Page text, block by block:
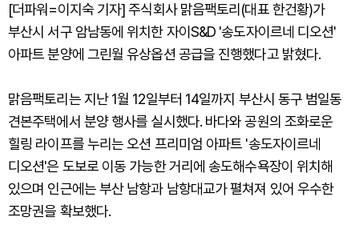
[더파워=이지숙 기자] 주식회사 맑음팩토리(대표 한건황)가
부산시 서구 암남동에 위치한 자이S&D '송도자이르네 디오션'
아파트 분양에 그린월 유상옵션 공급을 진행했다고 밝혔다.
맑음팩토리는 지난 1월 12일부터 14일까지 부산시 동구 범일동
견본주택에서 분양 행사를 실시했다. 바다와 공원의 조화로운
힐링 라이프를 누리는 오션 프리미엄 아파트 '송도자이르네
디오션'은 도보로 이동 가능한 거리에 송도해수욕장이 위치해
있으며 인근에는 부산 남항과 남항대교가 펼쳐져 있어 우수한
조망권을 확보했다.